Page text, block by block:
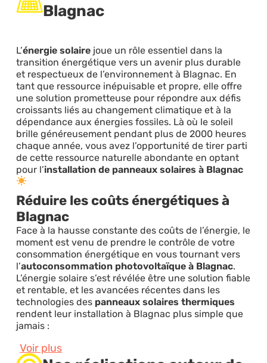
Blagnac
L’énergie solairejoue un rôle essentiel dans la
transition énergétique vers un avenir plus durable
et respectueux de l’environnement à Blagnac. En
tant que ressource inépuisable et propre, elle offre
une solution prometteuse pour répondre aux défis
croissants liés au changement climatique et à la
dépendance aux énergies fossiles. Là où le soleil
brille généreusement pendant plus de 2000 heures
chaque année, vous avez l’opportunité de tirer parti
de cette ressource naturelle abondante en optant
pour l’installation de panneaux solaires à Blagnac
Réduire les coûts énergétiques à
Blagnac
Face à la hausse constante des coûts de l’énergie, le
moment est venu de prendre le contrôle de votre
consommation énergétique en vous tournant vers
l’autoconsommation photovoltaïque à Blagnac.
L’énergie solaire s’est révélée être une solution fiable
et rentable, et les avancées récentes dans les
technologies des panneaux solaires thermiques
rendent leur installation à Blagnac plus simple que
jamais :
Voir plus